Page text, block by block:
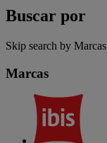
Buscar por
Skip search by Marcas
Marcas